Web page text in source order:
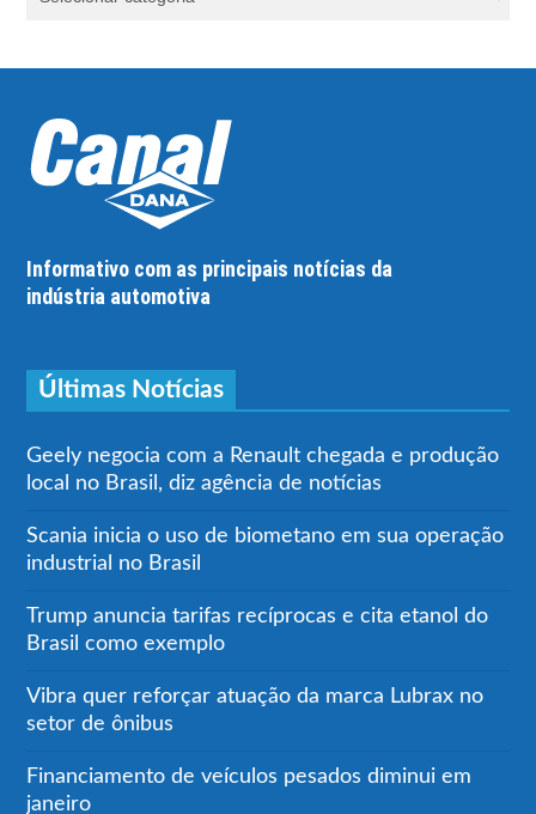
Informativo com as principais notícias da
indústria automotiva
Últimas Notícias
Geely negocia com a Renault chegada e produção
local no Brasil, diz agência de notícias
Scania inicia o uso de biometano em sua operação
industrial no Brasil
Trump anuncia tarifas recíprocas e cita etanol do
Brasil como exemplo
Vibra quer reforçar atuação da marca Lubrax no
setor de ônibus
Financiamento de veículos pesados diminui em
janeiro